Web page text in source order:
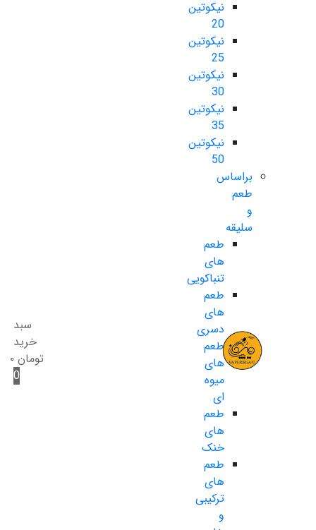
نیکوتین
20
نیکوتین
25
نیکوتین
30
نیکوتین
35
نیکوتین
50
براساس
طعم
و
سلیقه
طعم
های
تنباکویی
طعم
های
دسری
طعم
های
میوه
ای
طعم
های
خنک
طعم
های
ترکیبی
و
سبد
خرید
تومان ۰
0